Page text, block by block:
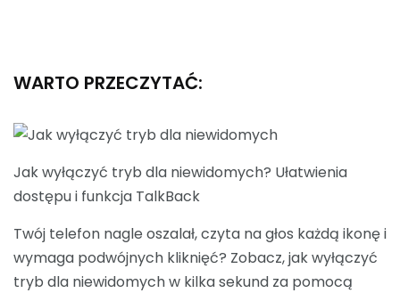
WARTO PRZECZYTAĆ:
Jak wyłączyć tryb dla niewidomych? Ułatwienia
dostępu i funkcja TalkBack
Twój telefon nagle oszalał, czyta na głos każdą ikonę i
wymaga podwójnych kliknięć? Zobacz, jak wyłączyć
tryb dla niewidomych w kilka sekund za pomocą